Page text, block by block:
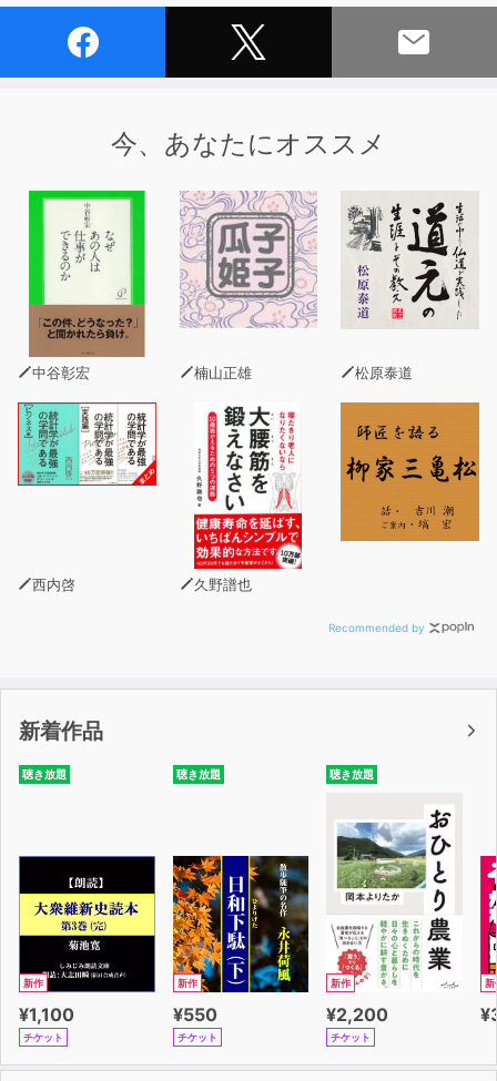
たんだ」
まったく違って見えです。
に言われた言葉ではなく、自分の内側から確信した答えな
ので、そのエネルギーは他人に言われた指示やアドバイス
の比ではなく、自分を突き動かす力になっているのです。
人は視点が変われば、行動も変わってきます。
有効な気づきが生れると自主性が増し、発想力や思考力が
高まり、「自分は、本当はどうしていきたいのか」と考え
られるようになっていきます。
に無頓着、あるいはどうすればいいのかわからないので、
結果的に本人任せにしています。もちろん、気づくかどう
かは本人次第です。
しかしながら、「部下が自分で気づく」ためにリーダーが
できることがたくさんあるのです。
今、あなたにオススメ
中谷彰宏 楠山正雄 松原泰道
西内啓 久野譜也
Recommended by
新着作品
聴き放題
新作
¥1,100
チケット
聴き放題
新作
¥550
チケット
聴き放題
新作
¥2,200
チケット
新